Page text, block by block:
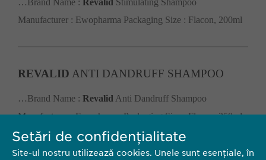
Manufacturer : Ewopharma Packaging Size : Flacon, 200ml
REVALID ANTI DANDRUFF SHAMPOO
…Brand Name : Revalid Anti Dandruff Shampoo
Manufacturer : Ewopharma Packaging Size : Flacon, 250ml
Setări de confidențialitate
Site-ul nostru utilizează cookies. Unele sunt esențiale, în